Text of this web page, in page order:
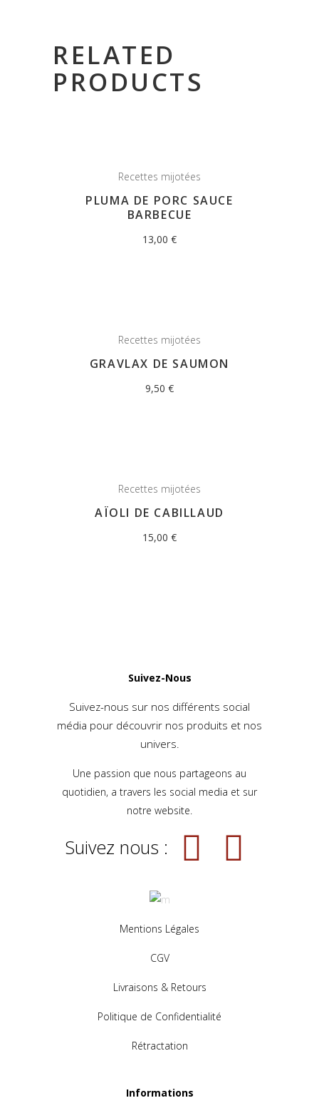
RELATED
PRODUCTS
Recettes mijotées
PLUMA DE PORC SAUCE
BARBECUE
13,00 €
Recettes mijotées
GRAVLAX DE SAUMON
9,50 €
Recettes mijotées
AÏOLI DE CABILLAUD
15,00 €
Suivez-Nous
Suivez-nous sur nos différents social
média pour découvrir nos produits et nos
univers.
Une passion que nous partageons au
quotidien, a travers les social media et sur
notre website.
Suivez nous :
Mentions Légales
CGV
Livraisons & Retours
Politique de Confidentialité
Rétractation
Informations